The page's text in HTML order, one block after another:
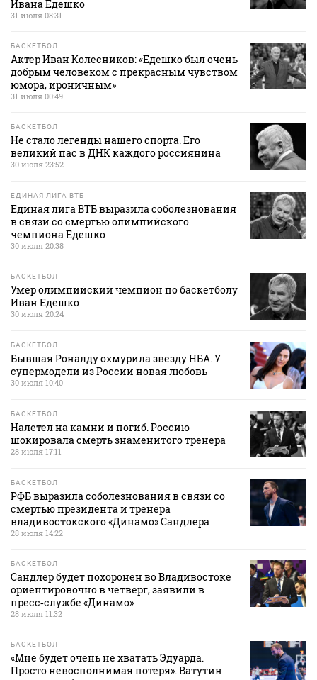
Ивана Едешко
31 июля 08:31
БАСКЕТБОЛ
Актер Иван Колесников: «Едешко был очень
добрым человеком с прекрасным чувством
юмора, ироничным»
31 июля 00:49
БАСКЕТБОЛ
Не стало легенды нашего спорта. Его
великий пас в ДНК каждого россиянина
30 июля 23:52
ЕДИНАЯ ЛИГА ВТБ
Единая лига ВТБ выразила соболезнования
в связи со смертью олимпийского
чемпиона Едешко
30 июля 20:38
БАСКЕТБОЛ
Умер олимпийский чемпион по баскетболу
Иван Едешко
30 июля 20:24
БАСКЕТБОЛ
Бывшая Роналду охмурила звезду НБА. У
супермодели из России новая любовь
30 июля 10:40
БАСКЕТБОЛ
Налетел на камни и погиб. Россию
шокировала смерть знаменитого тренера
28 июля 17:11
БАСКЕТБОЛ
РФБ выразила соболезнования в связи со
смертью президента и тренера
владивостокского «Динамо» Сандлера
28 июля 14:22
БАСКЕТБОЛ
Сандлер будет похоронен во Владивостоке
ориентировочно в четверг, заявили в
пресс‑службе «Динамо»
28 июля 11:32
БАСКЕТБОЛ
«Мне будет очень не хватать Эдуарда.
Просто невосполнимая потеря». Ватутин